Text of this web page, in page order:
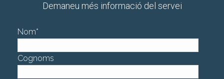
Demaneu més informació del servei
Nom*
Cognoms